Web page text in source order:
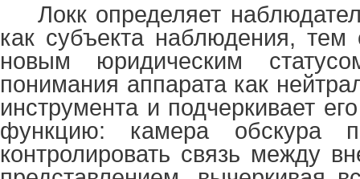
Локк определяет
как субъекта наблюдения,
новым юридическим
понимания аппарата как
инструмента и подчеркивает
функцию: камера обскура
контролировать связь между